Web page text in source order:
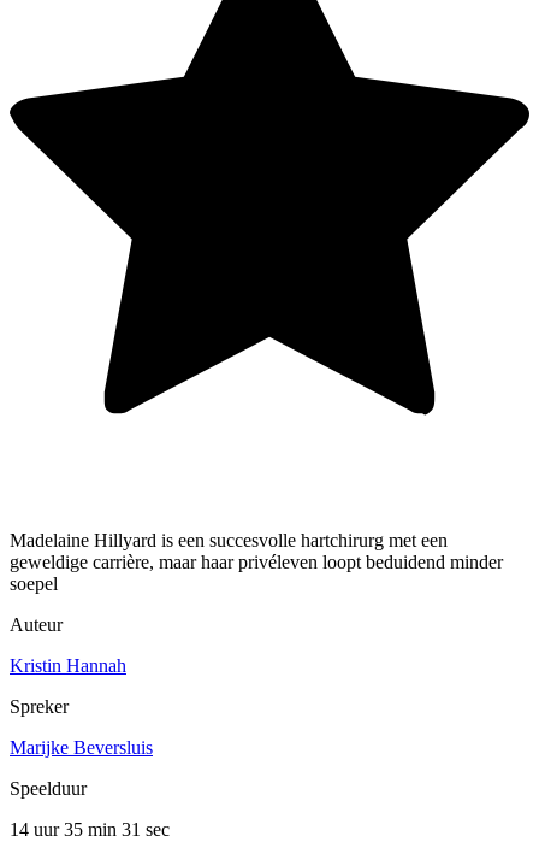
Madelaine Hillyard is een succesvolle hartchirurg met een
geweldige carrière, maar haar privéleven loopt beduidend minder
soepel
Auteur
Kristin Hannah
Spreker
Marijke Beversluis
Speelduur
14 uur 35 min 31 sec